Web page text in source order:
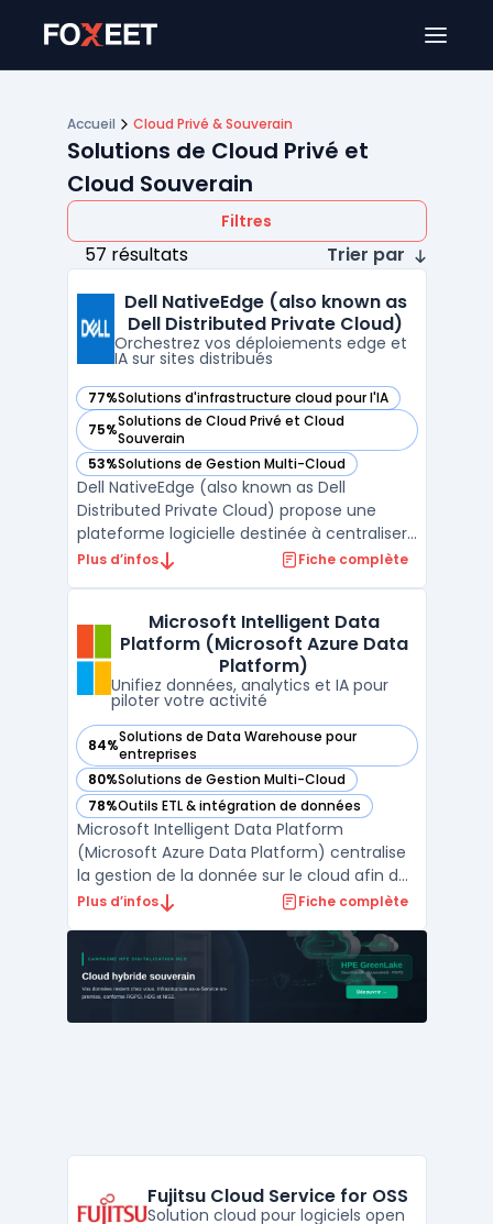
Accueil Cloud Privé & Souverain
Solutions de Cloud Privé et
Cloud Souverain
Filtres
57 résultats
Trier par
Dell NativeEdge (also known as
Dell Distributed Private Cloud)
Orchestrez vos déploiements edge et
IA sur sites distribués
77%Solutions d'infrastructure cloud pour l'IA
— voir Dell NativeEdge (also known as Dell Distributed
75%Solutions de Cloud Privé et Cloud
Souverain
— voir Dell NativeEdge (also known as Dell Distributed
53%Solutions de Gestion Multi-Cloud
— voir Dell NativeEdge (also known as Dell Distributed
Dell NativeEdge (also known as Dell
Distributed Private Cloud) propose une
plateforme logicielle destinée à centraliser
la gestion des infrastructures et des
des sites distribués, les entreprises utilisant
des usages IA ...
Plus d’infos Fiche complète
Microsoft Intelligent Data
Platform (Microsoft Azure Data
Platform)
Unifiez données, analytics et IA pour
piloter votre activité
84%Solutions de Data Warehouse pour
entreprises
— voir Microsoft Intelligent Data Platform (Microsoft
80%Solutions de Gestion Multi-Cloud
— voir Microsoft Intelligent Data Platform (Microsoft
78%Outils ETL & intégration de données
— voir Microsoft Intelligent Data Platform (Microsoft
Microsoft Intelligent Data Platform
(Microsoft Azure Data Platform) centralise
la gestion de la donnée sur le cloud afin de
limiter la fragmentation des systèmes et
réel aux informations. Cette plateforme
réunit bases de données, outils d’analyse
avancée et ...
Plus d’infos Fiche complète
Fujitsu Cloud Service for OSS
Solution cloud pour logiciels open